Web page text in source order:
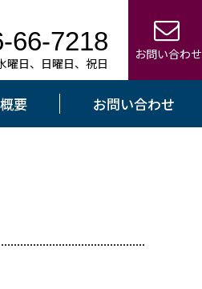
66-7218
曜日、日曜日、祝日
お問い合わせ
要 お問い合わせ